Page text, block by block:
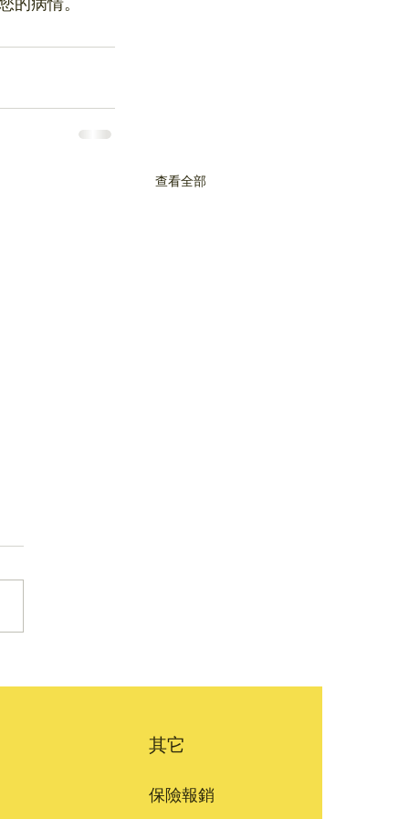
查看全部
嗎？嬰兒手語技巧與注
其它
保險報銷